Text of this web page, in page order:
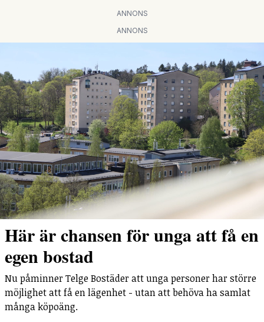
ANNONS
ANNONS
Här är chansen för unga att få en
egen bostad
Nu påminner Telge Bostäder att unga personer har större
möjlighet att få en lägenhet - utan att behöva ha samlat
många köpoäng.